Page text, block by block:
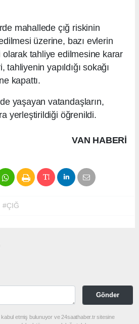
mahallede çığ riskinin
üzerine, bazı evlerin
olarak tahliye edilmesine karar
yapıldığı sokağı
kapattı.
yaşayan vatandaşların,
yerleştirildiği öğrenildi.
VAN HABERİ
#ÇIĞ
Gönder
kabul etmiş bulunuyor ve 24saathaber.tr sitesine